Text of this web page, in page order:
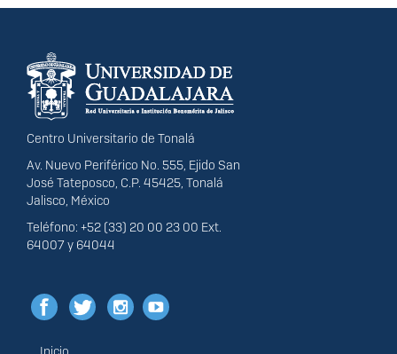
Información del
portal
Centro Universitario de Tonalá
Av. Nuevo Periférico No. 555, Ejido San
José Tateposco, C.P. 45425, Tonalá
Jalisco, México
Teléfono: +52 (33) 20 00 23 00 Ext.
64007 y 64044